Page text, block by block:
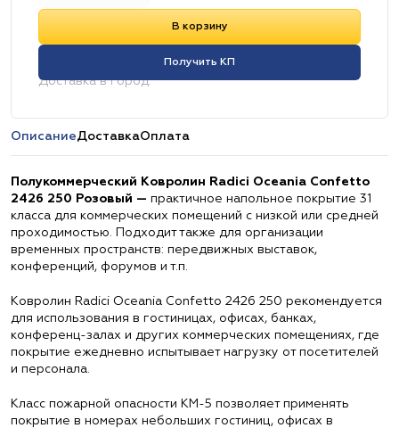
В корзину
Получить КП
Доставка в город:
ОписаниеДоставкаОплата
Полукоммерческий Ковролин Radici Oceania Confetto
2426 250 Розовый — практичное напольное покрытие 31
класса для коммерческих помещений с низкой или средней
проходимостью. Подходит также для организации
временных пространств: передвижных выставок,
конференций, форумов и т.п.
Ковролин Radici Oceania Confetto 2426 250 рекомендуется
для использования в гостиницах, офисах, банках,
конференц-залах и других коммерческих помещениях, где
покрытие ежедневно испытывает нагрузку от посетителей
и персонала.
Класс пожарной опасности КМ-5 позволяет применять
покрытие в номерах небольших гостиниц, офисах в